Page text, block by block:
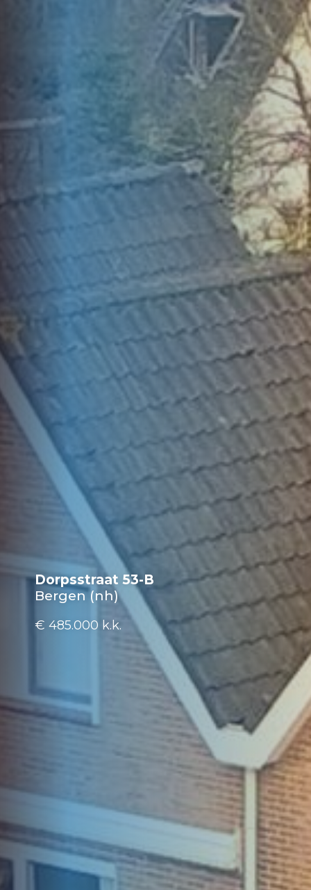
Dorpsstraat 53-B
Bergen (nh)
€ 485.000 k.k.